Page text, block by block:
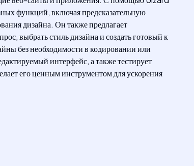
функций, включая предсказательную
дизайна. Он также предлагает
выбрать стиль дизайна и создать готовый к
без необходимости в кодировании или
интерфейс, а также тестирует
его ценным инструментом для ускорения